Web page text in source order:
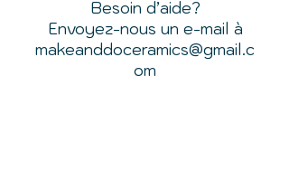
Besoin d’aide?
Envoyez-nous un e-mail à
makeanddoceramics@gmail.c
om